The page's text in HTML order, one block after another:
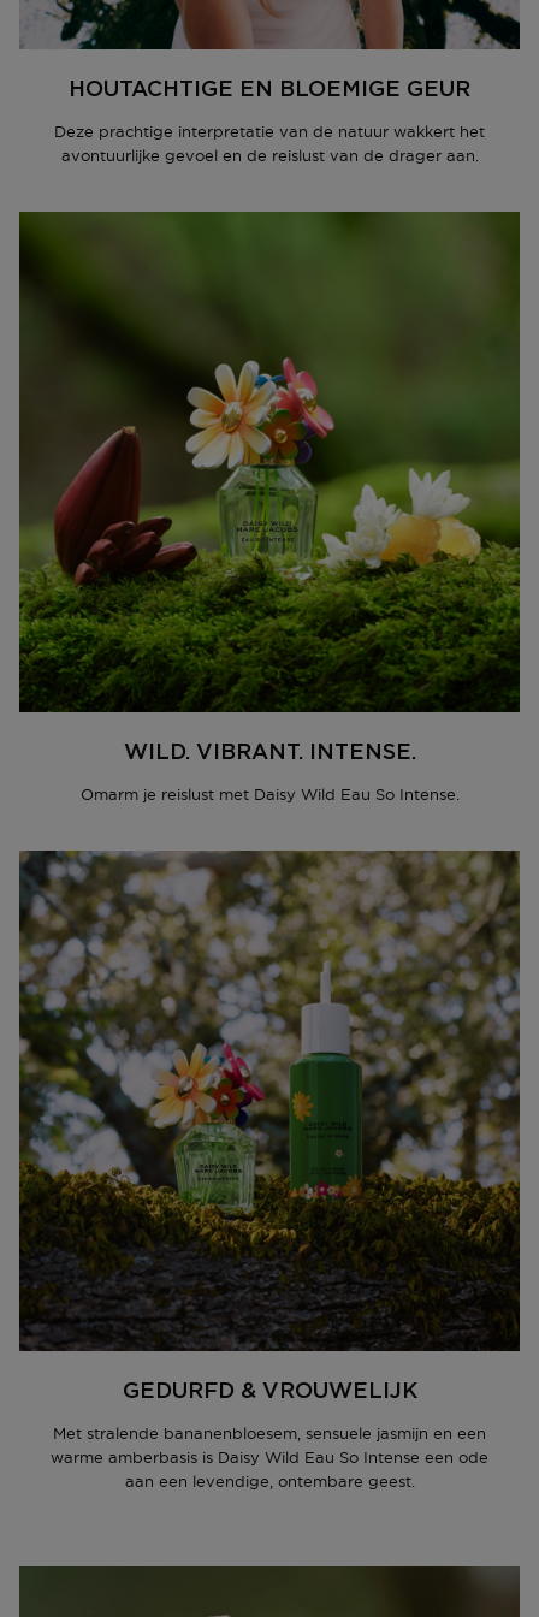
Terugsturen
Na ontvangst van jouw bestelling producten heb je 14
dagen om deze (gedeeltelijk) terug te sturen of te
dagen de tijd om de producten te retourneren. Om
jouw bestelling te herroepen, kun je contact met ons
Ga naar meer info en FAQ’s over retourneren.
Meer vragen rond bestellen? Die vind je op onze FAQ
pagina.
HOUTACHTIGE EN BLOEMIGE GEUR
Deze prachtige interpretatie van de natuur wakkert het
avontuurlijke gevoel en de reislust van de drager aan.
WILD. VIBRANT. INTENSE.
Omarm je reislust met Daisy Wild Eau So Intense.
GEDURFD & VROUWELIJK
Met stralende bananenbloesem, sensuele jasmijn en een
warme amberbasis is Daisy Wild Eau So Intense een ode
aan een levendige, ontembare geest.